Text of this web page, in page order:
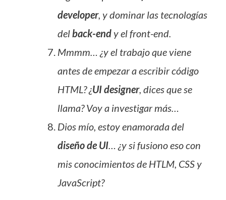
developer, y dominar las tecnologías
delback-end y el front-end.
Mmmm… ¿y el trabajo que viene
antes de empezar a escribir código
HTML? ¿UI designer, dices que se
llama? Voy a investigar más…
Dios mío, estoy enamorada del
diseño de UI… ¿y si fusiono eso con
mis conocimientos de HTLM, CSS y
JavaScript?